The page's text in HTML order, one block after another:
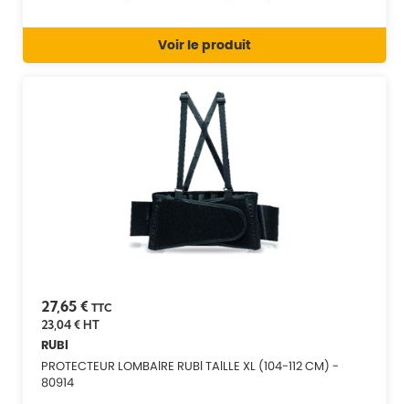
Voir le produit
27,65 € TTC
23,04 €HT
RUBI
PROTECTEUR LOMBAIRE RUBI TAILLE XL (104-112 CM) -
80914